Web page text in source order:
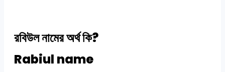
রবিউল নামের অর্থ কি?
Rabiul name